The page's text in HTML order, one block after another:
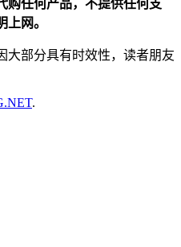
购任何产品，不提供任何支
网。
大部分具有时效性，读者朋友
.